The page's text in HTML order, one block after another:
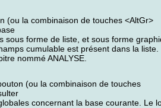
(ou la combinaison de touches <AltGr>
sous forme de liste, et sous forme
cumulable est présent dans la liste.
nommé ANALYSE.
(ou la combinaison de touches
concernant la base courante. Le